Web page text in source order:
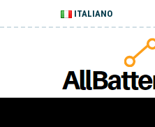
ITALIANO